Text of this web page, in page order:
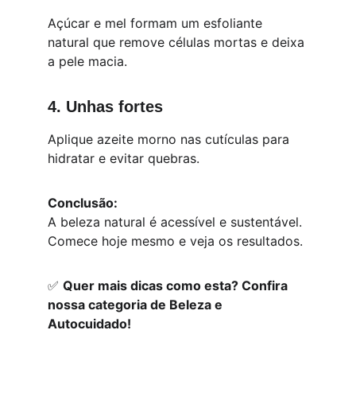
Açúcar e mel formam um esfoliante
natural que remove células mortas e deixa
a pele macia.
4. Unhas fortes
Aplique azeite morno nas cutículas para
hidratar e evitar quebras.
Conclusão:
A beleza natural é acessível e sustentável.
Comece hoje mesmo e veja os resultados.
✅ Quer mais dicas como esta? Confira
nossa categoria de Beleza e
Autocuidado!